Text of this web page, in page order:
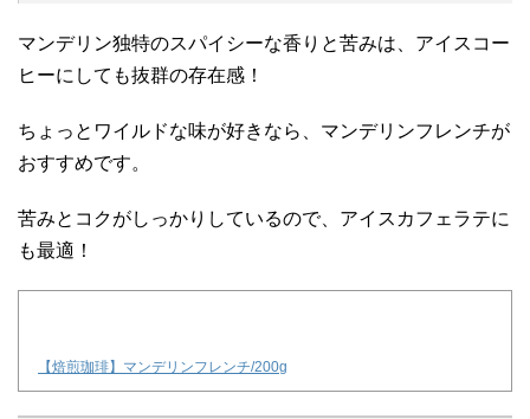
マンデリン独特のスパイシーな香りと苦みは、アイスコー
ヒーにしても抜群の存在感！
ちょっとワイルドな味が好きなら、マンデリンフレンチが
おすすめです。
苦みとコクがしっかりしているので、アイスカフェラテに
も最適！
【焙煎珈琲】マンデリンフレンチ/200g